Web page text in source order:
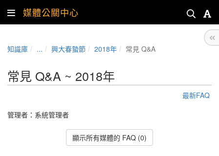
媒體公關中心
知識庫 ... 興大春蟄節 2018年 常見 Q&A
常見 Q&A ~ 2018年
最新FAQ
管理者： 系統管理者
顯示所有媒體的 FAQ (0)